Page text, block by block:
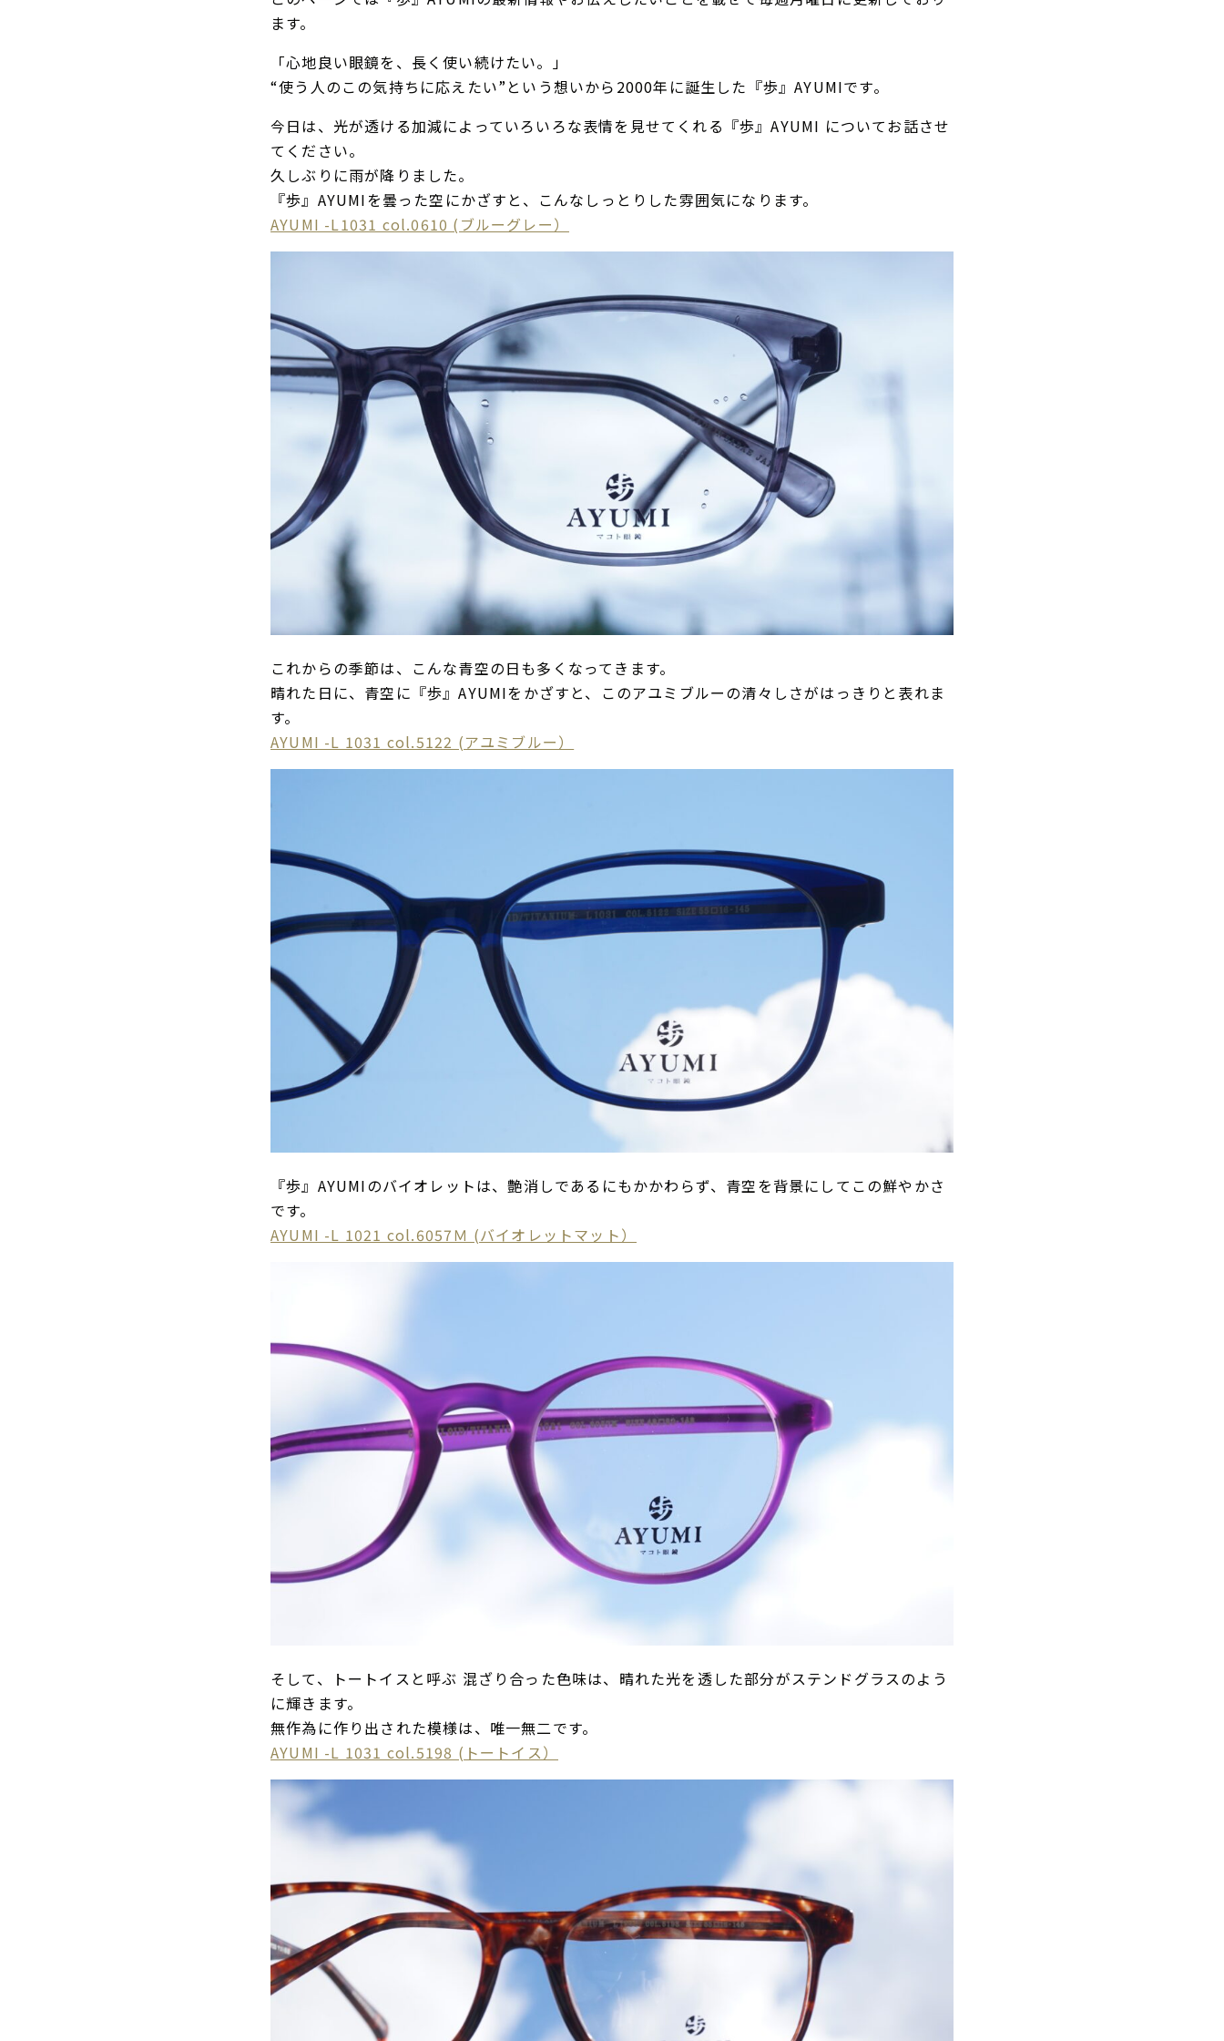
ます。
「心地良い眼鏡を、長く使い続けたい。」
“使う人のこの気持ちに応えたい”という想いから2000年に誕生した『歩』AYUMIです。
今日は、光が透ける加減によっていろいろな表情を見せてくれる『歩』AYUMI についてお話させ
てください。
久しぶりに雨が降りました。
『歩』AYUMIを曇った空にかざすと、こんなしっとりした雰囲気になります。
AYUMI -L1031 col.0610 (ブルーグレー）
これからの季節は、こんな青空の日も多くなってきます。
晴れた日に、青空に『歩』AYUMIをかざすと、このアユミブルーの清々しさがはっきりと表れま
す。
AYUMI -L 1031 col.5122 (アユミブルー）
『歩』AYUMIのバイオレットは、艶消しであるにもかかわらず、青空を背景にしてこの鮮やかさ
です。
AYUMI -L 1021 col.6057Ｍ (バイオレットマット）
そして、トートイスと呼ぶ 混ざり合った色味は、晴れた光を透した部分がステンドグラスのよう
に輝きます。
無作為に作り出された模様は、唯一無二です。
AYUMI -L 1031 col.5198 (トートイス）